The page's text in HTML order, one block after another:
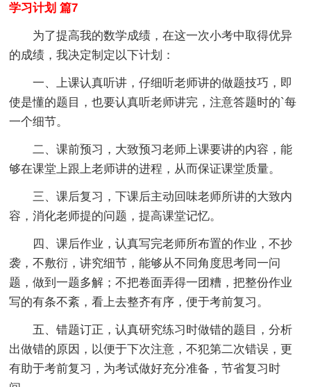
学习计划 篇7
为了提高我的数学成绩，在这一次小考中取得优异
的成绩，我决定制定以下计划：
一、上课认真听讲，仔细听老师讲的做题技巧，即
使是懂的题目，也要认真听老师讲完，注意答题时的`每
一个细节。
二、课前预习，大致预习老师上课要讲的内容，能
够在课堂上跟上老师讲的进程，从而保证课堂质量。
三、课后复习，下课后主动回味老师所讲的大致内
容，消化老师提的问题，提高课堂记忆。
四、课后作业，认真写完老师所布置的作业，不抄
袭，不敷衍，讲究细节，能够从不同角度思考同一问
题，做到一题多解；不把卷面弄得一团糟，把整份作业
写的有条不紊，看上去整齐有序，便于考前复习。
五、错题订正，认真研究练习时做错的题目，分析
出做错的原因，以便于下次注意，不犯第二次错误，更
有助于考前复习，为考试做好充分准备，节省复习时